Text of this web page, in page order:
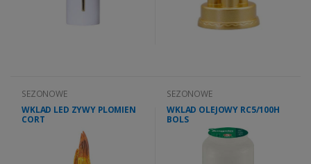
SEZONOWE
WKLAD LED ZYWY PLOMIEN
CORT
SEZONOWE
WKLAD OLEJOWY RC5/100H
BOLS